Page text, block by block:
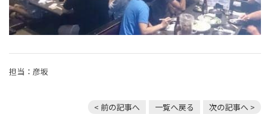
担当：彦坂
< 前の記事へ 一覧へ戻る 次の記事へ >